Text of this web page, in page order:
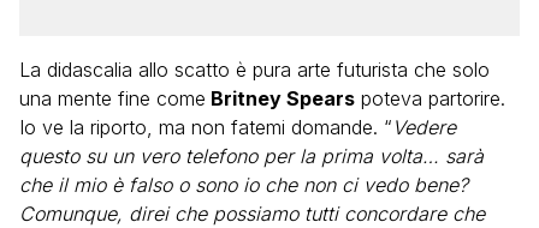
La didascalia allo scatto è pura arte futurista che solo
una mente fine come Britney Spears poteva partorire.
Io ve la riporto, ma non fatemi domande. “ Vedere
questo su un vero telefono per la prima volta… sarà
che il mio è falso o sono io che non ci vedo bene?
Comunque, direi che possiamo tutti concordare che